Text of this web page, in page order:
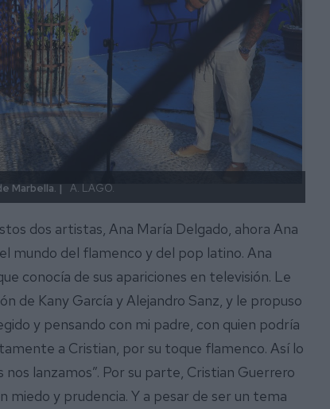
Marbella. | A. LAGO.
dos artistas, Ana María Delgado, ahora Ana
mundo del flamenco y del pop latino. Ana
conocía de sus apariciones en televisión. Le
de Kany García y Alejandro Sanz, y le propuso
y pensando con mi padre, con quien podría
a Cristian, por su toque flamenco. Así lo
lanzamos”. Por su parte, Cristian Guerrero
y prudencia. Y a pesar de ser un tema